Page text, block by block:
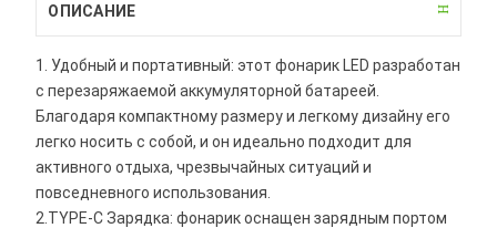
ОПИСАНИЕ
1. Удобный и портативный: этот фонарик LED разработан
с перезаряжаемой аккумуляторной батареей.
Благодаря компактному размеру и легкому дизайну его
легко носить с собой, и он идеально подходит для
активного отдыха, чрезвычайных ситуаций и
повседневного использования.
2.TYPE-C Зарядка: фонарик оснащен зарядным портом